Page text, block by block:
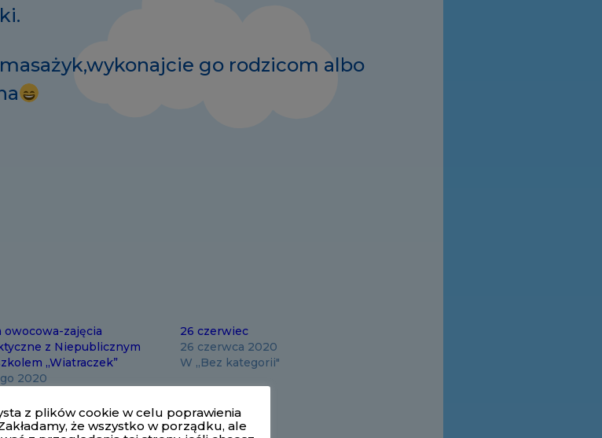
go rodzicom albo
owocowa-zajęcia
z Niepublicznym
„Wiatraczek”
2020
26 czerwiec
26 czerwca 2020
W „Bez kategorii"
z plików cookie w celu poprawienia
że wszystko w porządku, ale